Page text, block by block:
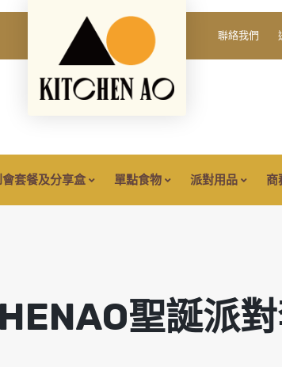
聯絡我們
套餐及分享盒 單點食物 派對用品 商
聖誕派